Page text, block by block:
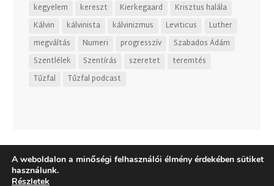
kegyelem
kereszt Kierkegaard
Krisztus halála
Kálvin
kálvinista kálvinizmus Leviticus
Luther
megváltás
Numeri progresszív
Szabados Ádám
Szentlélek
Szentírás szeretet
teremtés
Tűzfal
Tűzfal podcast
A weboldalon a minőségi felhasználói élmény érdekében sütiket
használunk.
Részletek